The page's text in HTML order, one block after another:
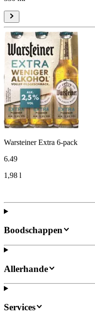
Warsteiner Extra 6-pack
6.49
1,98 l
Boodschappen
Allerhande
Services